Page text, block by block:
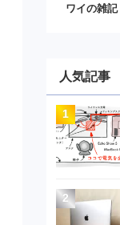
ワイの雑記
人気記事